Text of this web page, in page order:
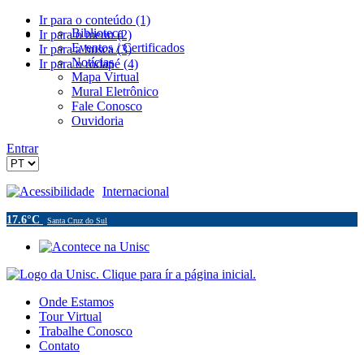
Ir para o conteúdo (1)
Ir para o menu (2)
Ir para a busca (3)
Ir para o rodapé (4)
Biblioteca
Eventos / Certificados
Notícias
Mapa Virtual
Mural Eletrônico
Fale Conosco
Ouvidoria
Entrar
Acessibilidade Internacional
17.6°C Santa Cruz do Sul
Onde Estamos
Tour Virtual
Trabalhe Conosco
Contato